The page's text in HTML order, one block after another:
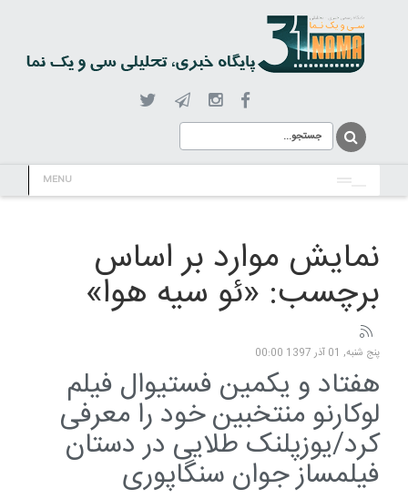
MENU
نمایش موارد بر اساس
برچسب: «ئو سیه هوا»
پنج شنبه, 01 آذر 1397 00:00
هفتاد و یکمین فستیوال فیلم
لوکارنو منتخبین خود را معرفی
کرد/یوزپلنک طلایی در دستان
فیلمساز جوان سنگاپوری